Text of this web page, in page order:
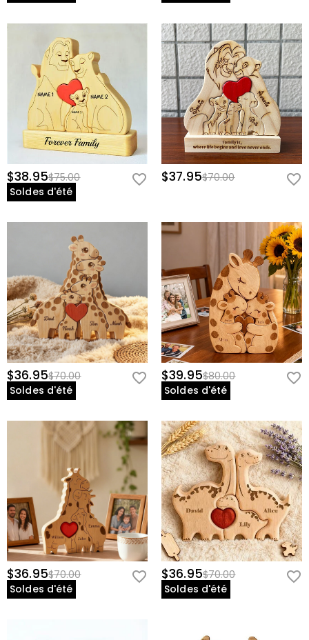
$38.95$75.00
Soldes d'été
$37.95$70.00
$36.95$70.00
Soldes d'été
$39.95$80.00
Soldes d'été
$36.95$70.00
Soldes d'été
$36.95$70.00
Soldes d'été